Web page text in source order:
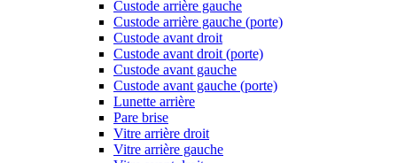
Custode arrière gauche
Custode arrière gauche (porte)
Custode avant droit
Custode avant droit (porte)
Custode avant gauche
Custode avant gauche (porte)
Lunette arrière
Pare brise
Vitre arrière droit
Vitre arrière gauche